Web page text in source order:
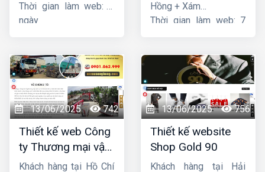
Thời gian làm web: 7
ngày
Hồng + Xám
Thời gian làm web: 7
13/06/2025 742
Thiết kế web Công
ty Thương mại vận
tải Song Bằng
Khách hàng tại Hồ Chí
13/06/2025 756
Thiết kế website
Shop Gold 90
Khách hàng tại Hải